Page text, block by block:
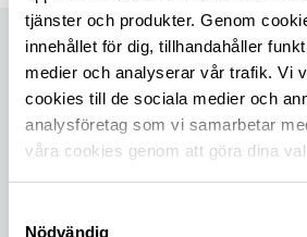
tjänster och produkter. Genom
innehållet för dig, tillhandahåller
medier och analyserar vår trafik. Vi
cookies till de sociala medier och
analysföretag som vi samarbetar
våra cookies genom att göra dina
Nödvändig